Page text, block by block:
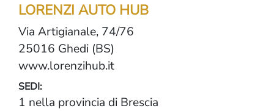
LORENZI AUTO HUB
Via Artigianale, 74/76
25016 Ghedi (BS)
www.lorenzihub.it
SEDI:
1 nella provincia di Brescia